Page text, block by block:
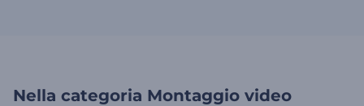
Nella categoria Montaggio video